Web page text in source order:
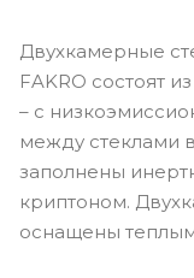
Двухкамерные
FAKRO состоят
– с
между стеклами
заполнены
криптоном.
оснащены